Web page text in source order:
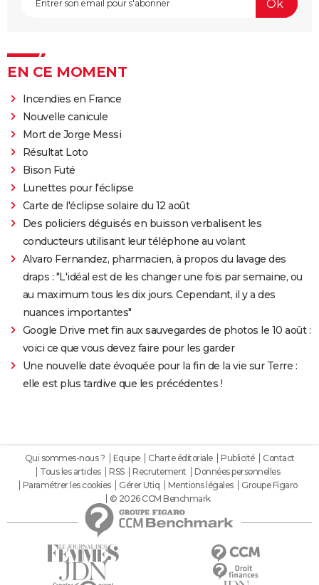
EN CE MOMENT
Incendies en France
Nouvelle canicule
Mort de Jorge Messi
Résultat Loto
Bison Futé
Lunettes pour l'éclipse
Carte de l'éclipse solaire du 12 août
Des policiers déguisés en buisson verbalisent les
conducteurs utilisant leur téléphone au volant
Alvaro Fernandez, pharmacien, à propos du lavage des
draps : "L'idéal est de les changer une fois par semaine, ou
au maximum tous les dix jours. Cependant, il y a des
nuances importantes"
Google Drive met fin aux sauvegardes de photos le 10 août :
voici ce que vous devez faire pour les garder
Une nouvelle date évoquée pour la fin de la vie sur Terre :
elle est plus tardive que les précédentes !
Qui sommes-nous ? Equipe Charte éditoriale Publicité
Contact
Tous les articles
RSS Recrutement
Données personnelles
Paramétrer les cookies
Gérer Utiq Mentions légales
Groupe Figaro
© 2026 CCM Benchmark